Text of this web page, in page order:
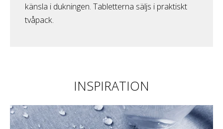
känsla i dukningen. Tabletterna säljs i praktiskt
tvåpack.
INSPIRATION